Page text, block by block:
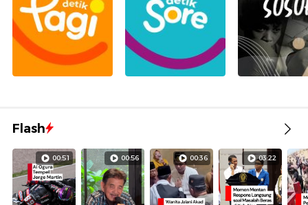
Flash
00:51 00:56 00:36 03:22